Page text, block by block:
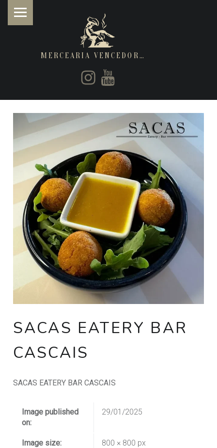
MERCEARIA VENCEDORA
Instagram
Youtube
SACAS EATERY BAR
CASCAIS
SACAS EATERY BAR CASCAIS
Image published
on:
29/01/2025
Image size: 800 × 800 px